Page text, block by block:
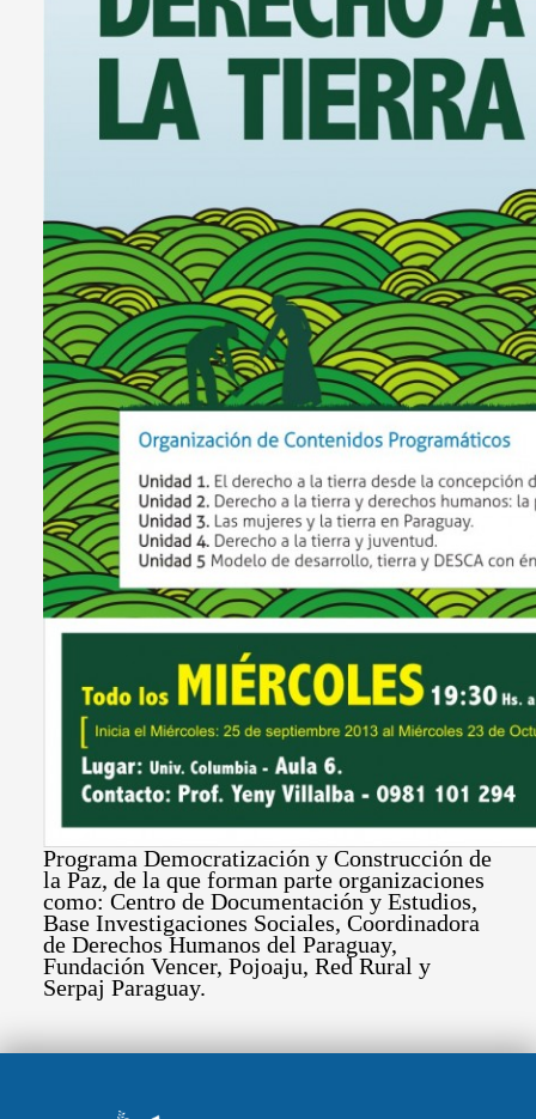
Programa Democratización y Construcción de
la Paz, de la que forman parte organizaciones
como: Centro de Documentación y Estudios,
Base Investigaciones Sociales, Coordinadora
de Derechos Humanos del Paraguay,
Fundación Vencer, Pojoaju, Red Rural y
Serpaj Paraguay.